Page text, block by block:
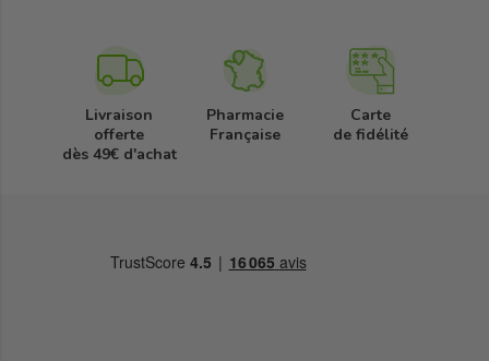
Livraison
offerte
dès 49€ d'achat
Pharmacie
Française
Carte
de fidélité